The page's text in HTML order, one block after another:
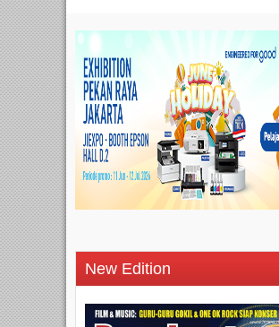
New Edition